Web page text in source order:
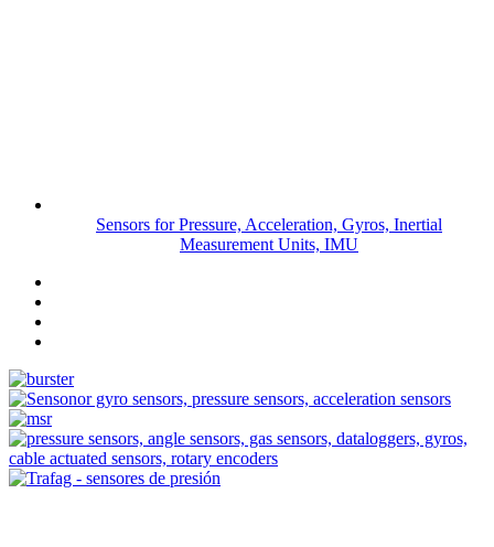
Sensors for Pressure, Acceleration, Gyros, Inertial
Measurement Units, IMU